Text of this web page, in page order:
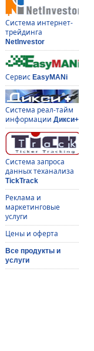
Система интернет-
трейдинга
NetInvestor
Сервис EasyMANi
Система реал-тайм
информации Дикси+
Система запроса
данных теханализа
TickTrack
Реклама и
маркетинговые
услуги
Цены и оферта
Все продукты и
услуги